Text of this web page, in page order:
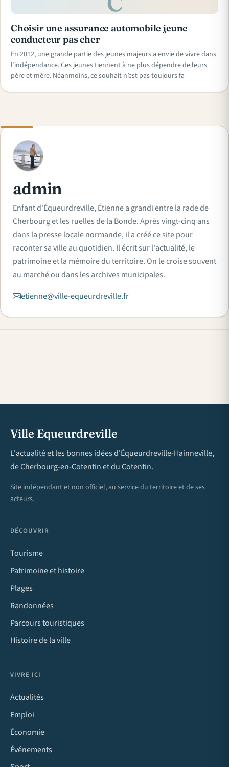
Choisir une assurance automobile jeune
conducteur pas cher
En 2012, une grande partie des jeunes majeurs a envie de vivre dans
l’indépendance. Ces jeunes tiennent à ne plus dépendre de leurs
père et mère. Néanmoins, ce souhait n’est pas toujours fa
A
admin
Enfant d'Équeurdreville, Étienne a grandi entre la rade de
Cherbourg et les ruelles de la Bonde. Après vingt-cinq ans
dans la presse locale normande, il a créé ce site pour
raconter sa ville au quotidien. Il écrit sur l'actualité, le
patrimoine et la mémoire du territoire. On le croise souvent
au marché ou dans les archives municipales.
etienne@ville-equeurdreville.fr
Ville Equeurdreville
L'actualité et les bonnes idées d'Équeurdreville-Hainneville,
de Cherbourg-en-Cotentin et du Cotentin.
Site indépendant et non officiel, au service du territoire et de ses
acteurs.
DÉCOUVRIR
Tourisme
Patrimoine et histoire
Plages
Randonnées
Parcours touristiques
Histoire de la ville
VIVRE ICI
Actualités
Emploi
Économie
Événements